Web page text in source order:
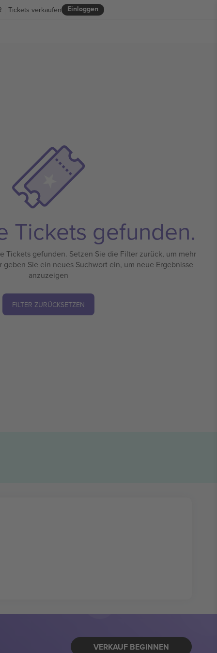
Einloggen
Tickets verkaufen
Tickets gefunden.
Tickets gefunden. Setzen Sie die Filter zurück, um mehr
Sie ein neues Suchwort ein, um neue Ergebnisse
anzuzeigen
FILTER ZURÜCKSETZEN
VERKAUF BEGINNEN